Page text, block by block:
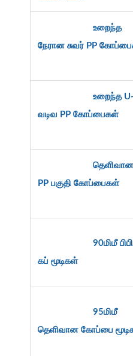
உறைந்த
நேரான சுவர் PP
உறைந்த U-
வடிவ PP
தெளிவான
PP பகுதி
90மிமீ பிபி
கப் மூடிகள்
95மிமீ
தெளிவான கோப்பை